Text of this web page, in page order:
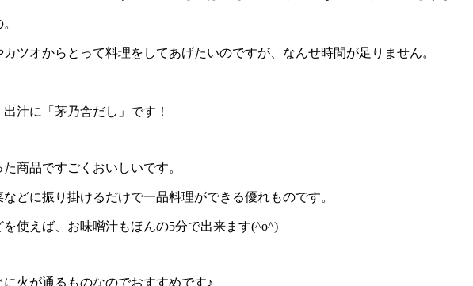
ツオからとって料理をしてあげたいのですが、なんせ時間が足りません。
汁に「茅乃舎だし」です！
商品ですごくおいしいです。
どに振り掛けるだけで一品料理ができる優れものです。
使えば、お味噌汁もほんの5分で出来ます(^o^)
火が通るものなのでおすすめです♪